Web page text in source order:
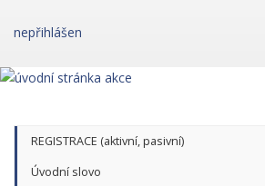
nepřihlášen
REGISTRACE (aktivní, pasivní)
Úvodní slovo